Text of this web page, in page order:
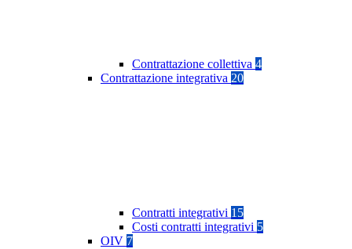
Contrattazione collettiva 4
Contrattazione integrativa 20
Contratti integrativi 15
Costi contratti integrativi 5
OIV 7